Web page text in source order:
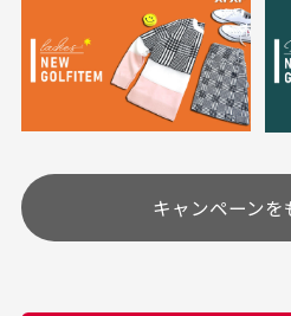
30代女性
高価なブルゾンがお
購入できました。状態も
最高でした。
ご注文下さいませ。
定休日はありますか？
土.日.祝日は定休日となって
その他の休日につきまして
頂きます。
ユーズド商品の特性故、メ
すが、におい（煙草、香水
り、柔軟剤等)が付着してい
付属品について
付属品の記載につきまして
キャンペーンを